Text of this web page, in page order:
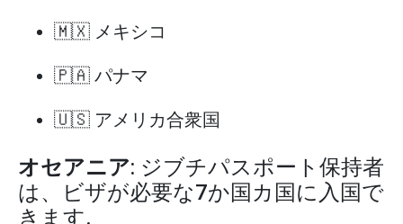
🇲🇽 メキシコ
🇵🇦 パナマ
🇺🇸 アメリカ合衆国
オセアニア: ジブチパスポート保持者
は、ビザが必要な7か国カ国に入国で
きます.